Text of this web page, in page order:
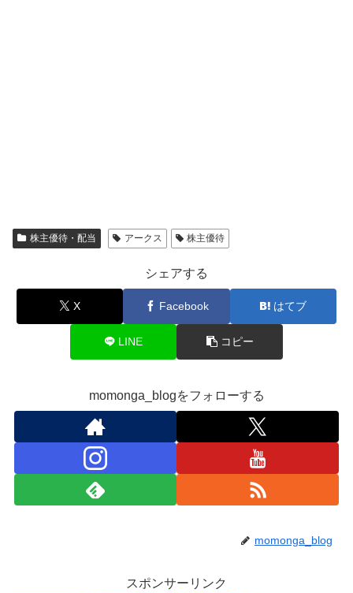
株主優待・配当 アークス 株主優待
シェアする
X Facebook はてブ
LINE コピー
momonga_blogをフォローする
momonga_blog
スポンサーリンク